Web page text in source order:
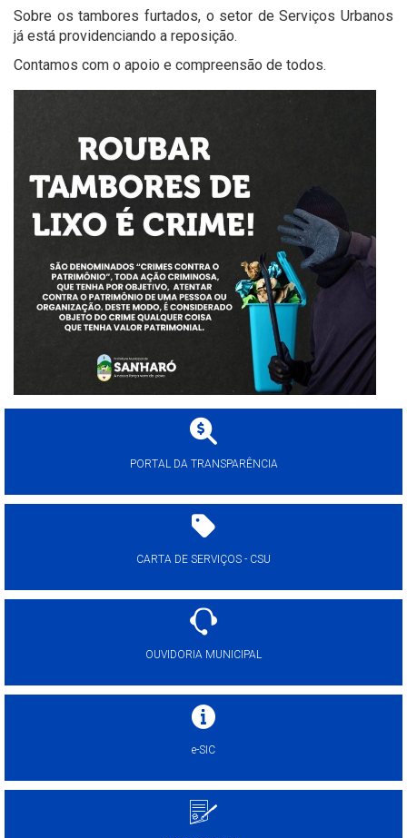
Sobre os tambores furtados, o setor de Serviços Urbanos
já está providenciando a reposição.
Contamos com o apoio e compreensão de todos.
PORTAL DA TRANSPARÊNCIA
CARTA DE SERVIÇOS - CSU
OUVIDORIA MUNICIPAL
e-SIC